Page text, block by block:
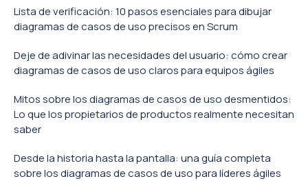
Lista de verificación: 10 pasos esenciales para dibujar
diagramas de casos de uso precisos en Scrum
Deje de adivinar las necesidades del usuario: cómo crear
diagramas de casos de uso claros para equipos ágiles
Mitos sobre los diagramas de casos de uso desmentidos:
Lo que los propietarios de productos realmente necesitan
saber
Desde la historia hasta la pantalla: una guía completa
sobre los diagramas de casos de uso para líderes ágiles